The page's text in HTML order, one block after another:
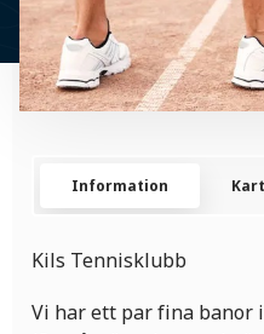
Information
Kils Tennisklubb
Vi har ett par fina banor